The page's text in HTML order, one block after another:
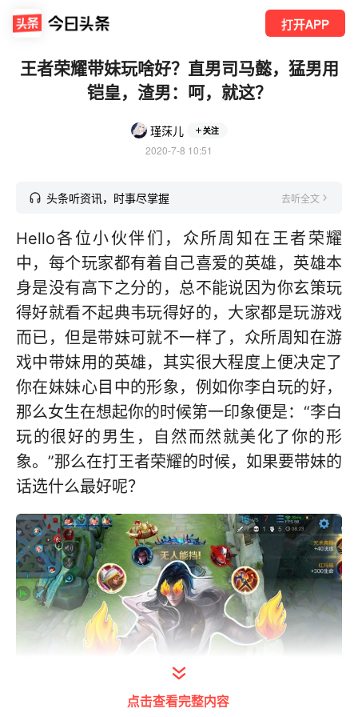
打开APP
王者荣耀带妹玩啥好？直男司马懿，猛男用
铠皇，渣男：呵，就这？
瑾莯儿 关注
2020-7-8 10:51
头条听资讯，时事尽掌握 去听全文
Hello各位小伙伴们，众所周知在王者荣耀
中，每个玩家都有着自己喜爱的英雄，英雄本
身是没有高下之分的，总不能说因为你玄策玩
得好就看不起典韦玩得好的，大家都是玩游戏
而已，但是带妹可就不一样了，众所周知在游
戏中带妹用的英雄，其实很大程度上便决定了
你在妹妹心目中的形象，例如你李白玩的好，
那么女生在想起你的时候第一印象便是：“李白
玩的很好的男生，自然而然就美化了你的形
象。”那么在打王者荣耀的时候，如果要带妹的
话选什么最好呢？
点击查看完整内容